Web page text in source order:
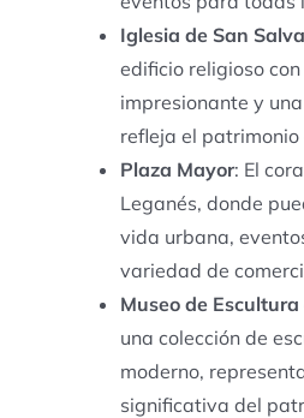
Iglesia de San
edificio religioso
impresionante y
refleja el
Plaza Mayor: El
Leganés, donde
vida urbana,
variedad de
Museo de
una colección de
moderno,
significativa del